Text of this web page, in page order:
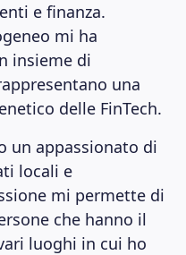
e finanza.
mi ha
insieme di
una
delle FinTech.
un appassionato di
locali e
mi permette di
che hanno il
luoghi in cui ho